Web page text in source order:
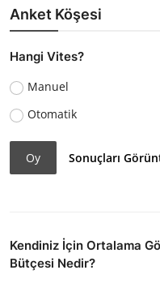
Anket Köşesi
Hangi Vites?
Manuel
Otomatik
Oy Sonuçları
Kendiniz İçin Ortalama
Bütçesi Nedir?